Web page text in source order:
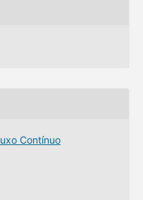
Contínuo